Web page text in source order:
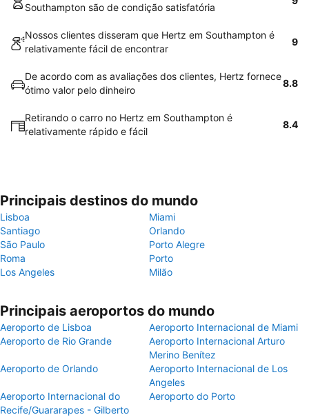
Southampton são de condição satisfatória
Nossos clientes disseram que Hertz em Southampton é
relativamente fácil de encontrar
9
De acordo com as avaliações dos clientes, Hertz fornece
ótimo valor pelo dinheiro
8.8
Retirando o carro no Hertz em Southampton é
relativamente rápido e fácil
8.4
Principais destinos do mundo
Lisboa
Miami
Santiago
Orlando
São Paulo
Porto Alegre
Roma
Porto
Los Angeles
Milão
Principais aeroportos do mundo
Aeroporto de Lisboa
Aeroporto Internacional de Miami
Aeroporto de Rio Grande
Aeroporto Internacional Arturo
Merino Benítez
Aeroporto de Orlando
Aeroporto Internacional de Los
Angeles
Aeroporto Internacional do
Recife/Guararapes - Gilberto
Aeroporto do Porto